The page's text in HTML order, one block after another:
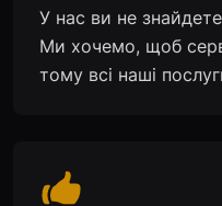
У нас ви не
Ми хочемо, щоб
тому всі наші